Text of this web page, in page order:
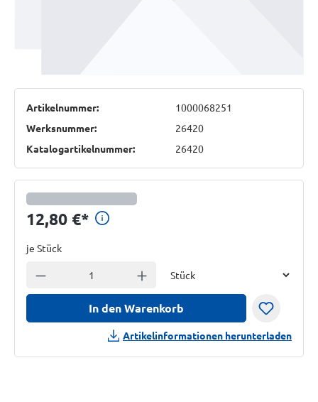
Artikelnummer:
1000068251
Werksnummer:
26420
Katalogartikelnummer:
26420
12,80 €* Preisinformationen anzeigen
je Stück
Anzahl verringern Anzahl erhöhen
In den Warenkorb
Artikelinformationen herunterladen